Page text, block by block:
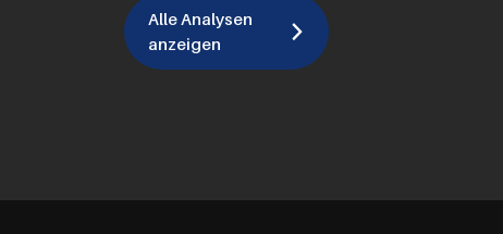
Alle Analysen
anzeigen